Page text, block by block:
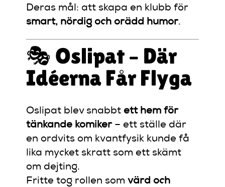
Deras mål: att skapa en klubb för
smart, nördig och orädd humor.
🎭 Oslipat – Där
Idéerna Får Flyga
Oslipat blev snabbtett hem för
tänkande komiker– ett ställe där
en ordvits om kvantfysik kunde få
lika mycket skratt som ett skämt
om dejting.
Fritte tog rollen somvärd och